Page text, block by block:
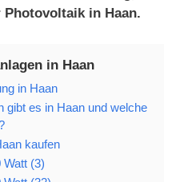
in Haan.
in Haan
in Haan
gibt es in Haan und welche
kaufen
(3)